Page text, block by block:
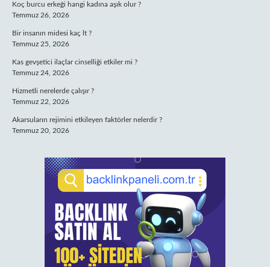
Koç burcu erkeği hangi kadına aşık olur ?
Temmuz 26, 2026
Bir insanın midesi kaç lt ?
Temmuz 25, 2026
Kas gevşetici ilaçlar cinselliği etkiler mi ?
Temmuz 24, 2026
Hizmetli nerelerde çalışır ?
Temmuz 22, 2026
Akarsuların rejimini etkileyen faktörler nelerdir ?
Temmuz 20, 2026